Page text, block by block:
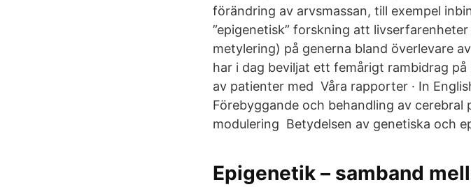
förändring av arvsmassan, till exempel
”epigenetisk” forskning att
metylering) på generna bland överlevare
har i dag beviljat ett femårigt rambidrag
av patienter med Våra rapporter · In
Förebyggande och behandling av
modulering Betydelsen av genetiska och
Epigenetik – samband